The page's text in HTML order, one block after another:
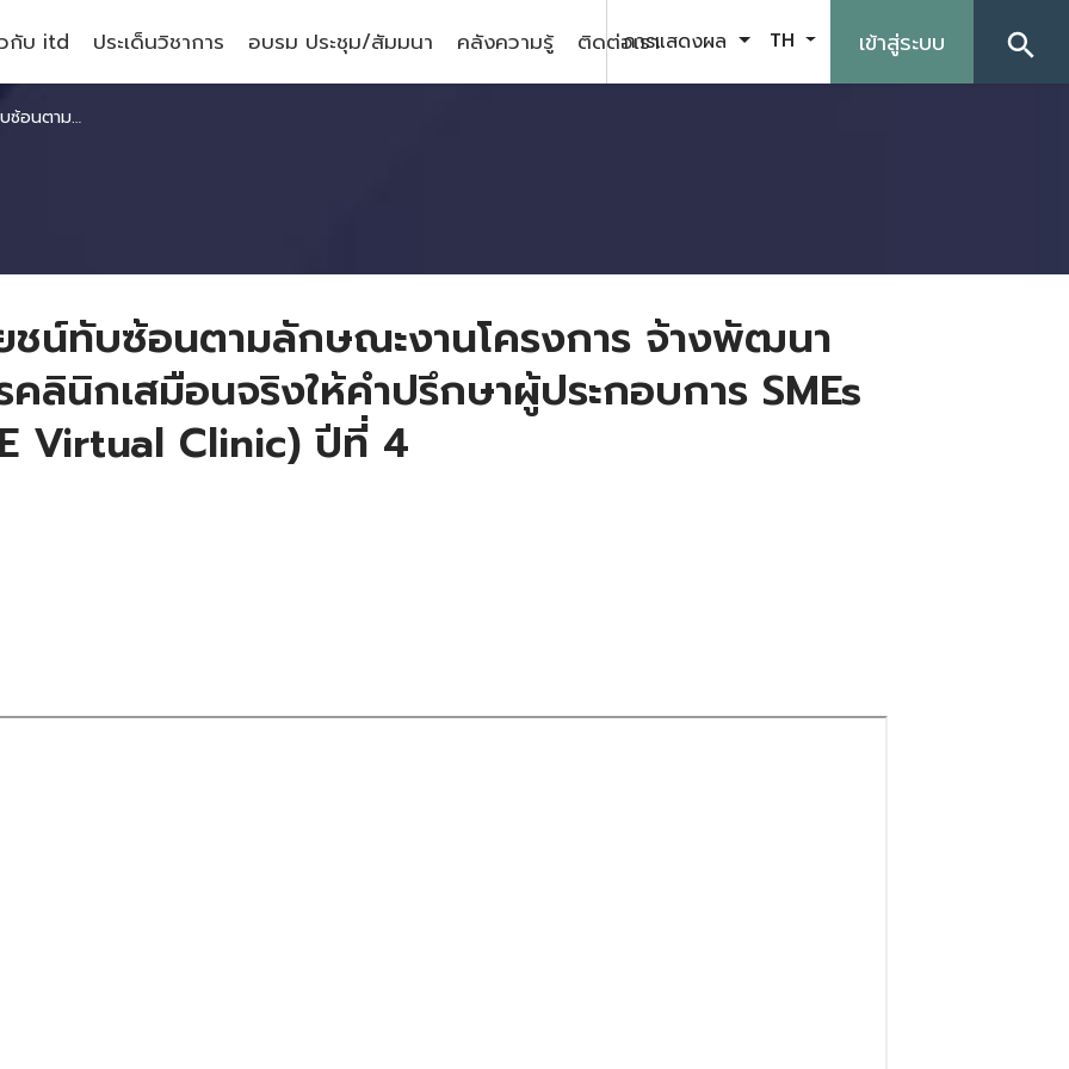
กับ itd ประเด็นวิชาการ อบรม ประชุม/สัมมนา คลังความรู้ ติดต่อเราการแสดงผล TH เข้าสู่ระบบ search
เพื่อการส่งออก (SME Virtual Clinic) ปีที่ 4
ชน์ทับซ้อนตามลักษณะงานโครงการ จ้างพัฒนา
ลินิกเสมือนจริงให้คำปรึกษาผู้ประกอบการ SMEs
Virtual Clinic) ปีที่ 4